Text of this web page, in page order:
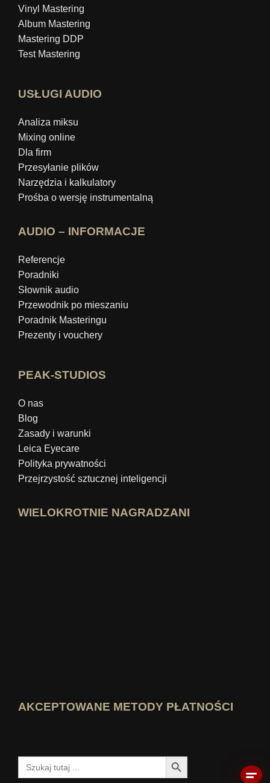
Vinyl Mastering
Album Mastering
Mastering DDP
Test Mastering
USŁUGI AUDIO
Analiza miksu
Mixing online
Dla firm
Przesyłanie plików
Narzędzia i kalkulatory
Prośba o wersję instrumentalną
AUDIO – INFORMACJE
Referencje
Poradniki
Słownik audio
Przewodnik po mieszaniu
Poradnik Masteringu
Prezenty i vouchery
PEAK-STUDIOS
O nas
Blog
Zasady i warunki
Leica Eyecare
Polityka prywatności
Przejrzystość sztucznej inteligencji
WIELOKROTNIE NAGRADZANI
AKCEPTOWANE METODY PŁATNOŚCI
Szukaj: Przycisk wyszukiwania